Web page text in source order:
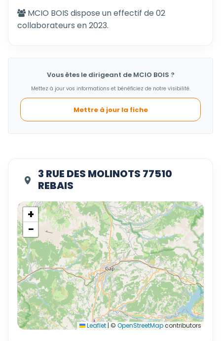
MCIO BOIS dispose un effectif de 02
collaborateurs en 2023.
Vous êtes le dirigeant de MCIO BOIS ?
Mettez à jour vos informations et bénéficiez de notre visibilité.
Mettre à jour la fiche
3 RUE DES MOLINOTS 77510
REBAIS
+
−
Leaflet | © OpenStreetMapcontributors